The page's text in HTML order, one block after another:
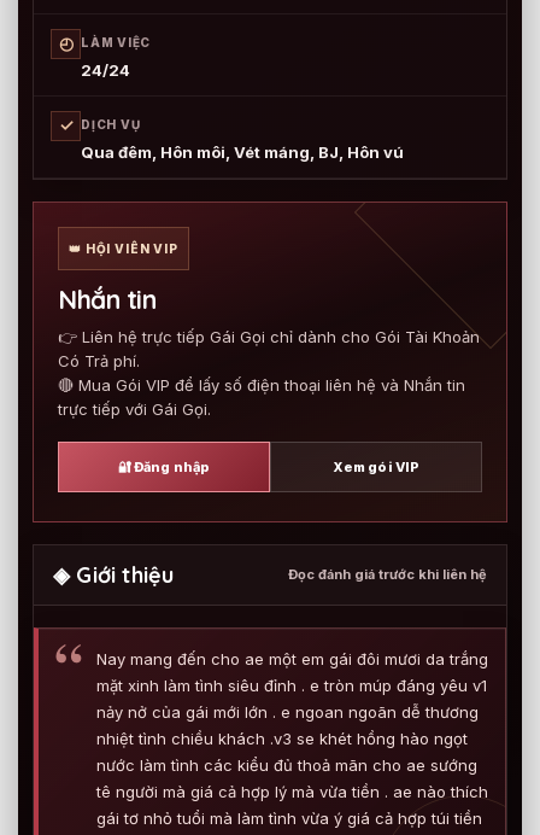
◴ LÀM VIỆC
24/24
✓ DỊCH VỤ
Qua đêm, Hôn môi, Vét máng, BJ, Hôn vú
👑 HỘI VIÊN VIP
Nhắn tin
👉 Liên hệ trực tiếp Gái Gọi chỉ dành cho Gói Tài Khoản
Có Trả phí.
🔴 Mua Gói VIP để lấy số điện thoại liên hệ và Nhắn tin
trực tiếp với Gái Gọi.
🔐 Đăng nhập Xem gói VIP
◈ Giới thiệu Đọc đánh giá trước khi liên hệ
Nay mang đến cho ae một em gái đôi mươi da trắng
mặt xinh làm tình siêu đỉnh . e tròn múp đáng yêu v1
nảy nở của gái mới lớn . e ngoan ngoãn dễ thương
nhiệt tình chiều khách .v3 se khét hồng hào ngọt
nước làm tình các kiểu đủ thoả mãn cho ae sướng
tê người mà giá cả hợp lý mà vừa tiền . ae nào thích
gái tơ nhỏ tuổi mà làm tình vừa ý giá cả hợp túi tiền